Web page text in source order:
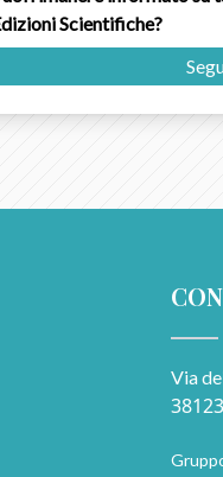
Scientifiche?
Via
38123